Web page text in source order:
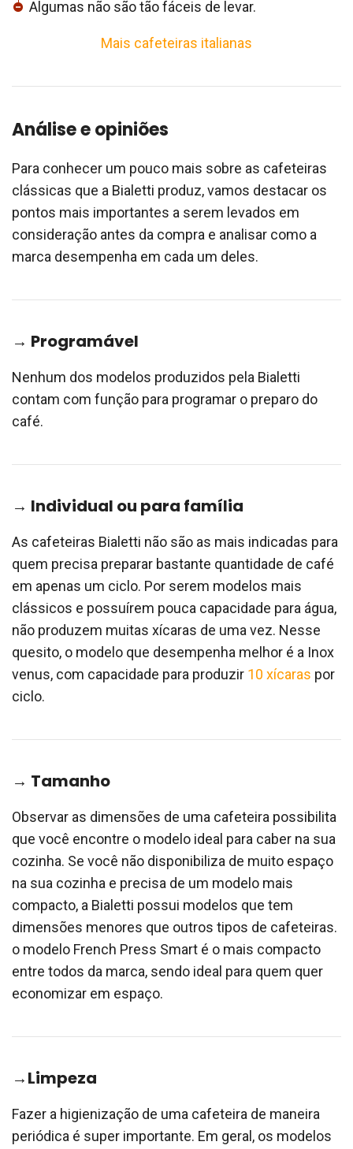
Algumas não são tão fáceis de levar.
Mais cafeteiras italianas
Análise e opiniões
Para conhecer um pouco mais sobre as cafeteiras
clássicas que a Bialetti produz, vamos destacar os
pontos mais importantes a serem levados em
consideração antes da compra e analisar como a
marca desempenha em cada um deles.
→ Programável
Nenhum dos modelos produzidos pela Bialetti
contam com função para programar o preparo do
café.
→ Individual ou para família
As cafeteiras Bialetti não são as mais indicadas para
quem precisa preparar bastante quantidade de café
em apenas um ciclo. Por serem modelos mais
clássicos e possuírem pouca capacidade para água,
não produzem muitas xícaras de uma vez. Nesse
quesito, o modelo que desempenha melhor é a Inox
venus, com capacidade para produzir 10 xícaras por
ciclo.
→ Tamanho
Observar as dimensões de uma cafeteira possibilita
que você encontre o modelo ideal para caber na sua
cozinha. Se você não disponibiliza de muito espaço
na sua cozinha e precisa de um modelo mais
compacto, a Bialetti possui modelos que tem
dimensões menores que outros tipos de cafeteiras.
o modelo French Press Smart é o mais compacto
entre todos da marca, sendo ideal para quem quer
economizar em espaço.
→Limpeza
Fazer a higienização de uma cafeteira de maneira
periódica é super importante. Em geral, os modelos